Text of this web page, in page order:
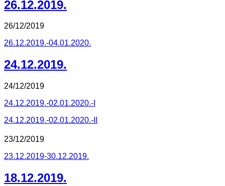
26.12.2019.
26/12/2019
26.12.2019.-04.01.2020.
24.12.2019.
24/12/2019
24.12.2019.-02.01.2020.-I
24.12.2019.-02.01.2020.-II
23/12/2019
23.12.2019-30.12.2019.
18.12.2019.